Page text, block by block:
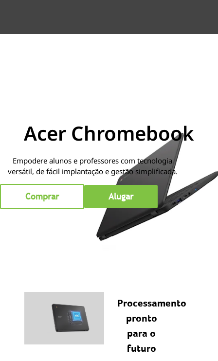
Acer Chromebook
Empodere alunos e professores com tecnologia
versátil, de fácil implantação e gestão simplificada.
Comprar Alugar
Processamento
pronto
para o
futuro